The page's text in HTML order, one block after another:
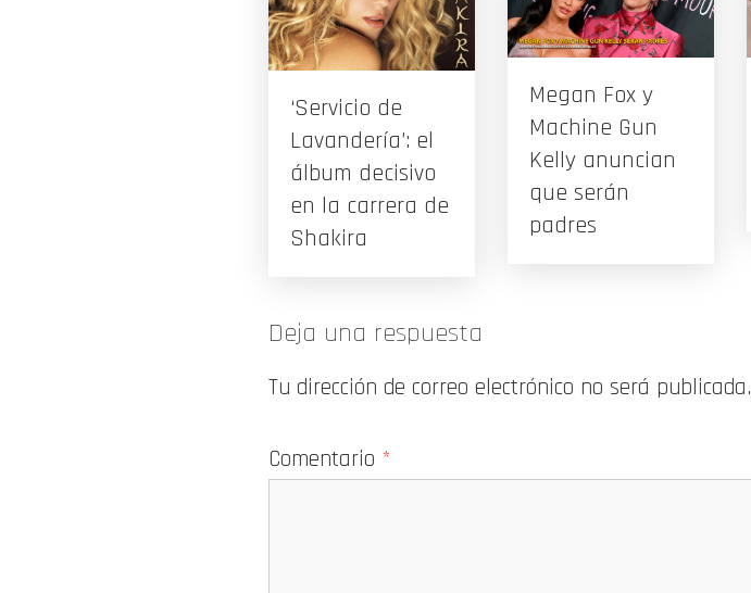
‘Servicio de
Lavandería’: el
álbum decisivo
en la carrera de
Shakira
Megan Fox y
Machine Gun
Kelly anuncian
que serán
padres
Deja una respuesta
Tu dirección de correo electrónico no será publicada.
Comentario *